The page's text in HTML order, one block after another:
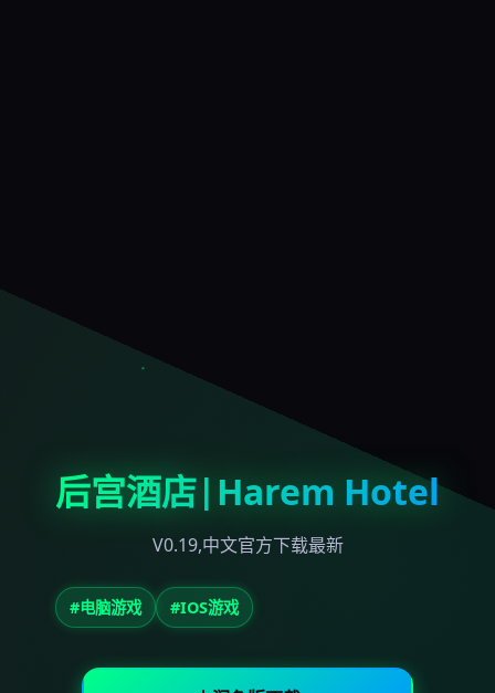
后宫酒店|Harem Hotel
V0.19,中文官方下载最新
#电脑游戏 #IOS游戏